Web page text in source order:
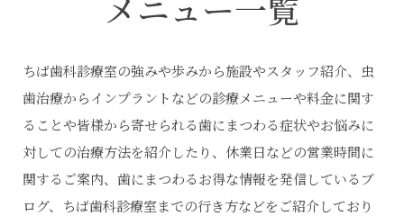
ちば歯科診療室の強みや歩みから施設やスタッフ紹介、虫
歯治療からインプラントなどの診療メニューや料金に関す
ることや皆様から寄せられる歯にまつわる症状やお悩みに
対しての治療方法を紹介したり、休業日などの営業時間に
関するご案内、歯にまつわるお得な情報を発信しているブ
ログ、ちば歯科診療室までの行き方などをご紹介しており